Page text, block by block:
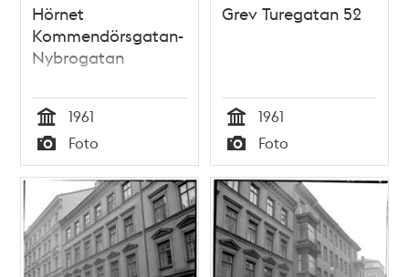
Hörnet
Kommendörsgatan-
Nybrogatan
Tid
1961
Typ
Foto
Grev Turegatan 52
Tid
1961
Typ
Foto